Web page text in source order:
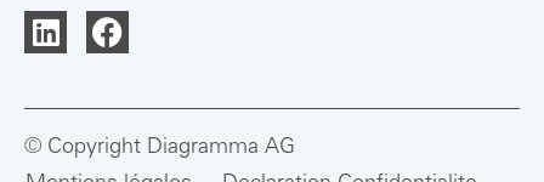
© Copyright Diagramma AG